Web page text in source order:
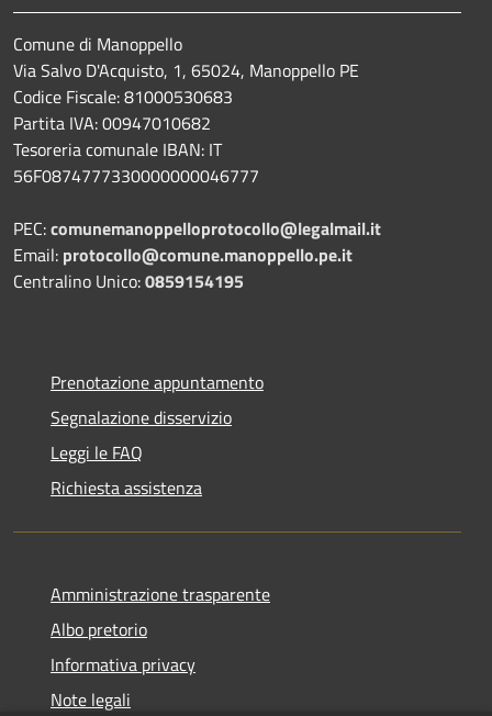
Comune di Manoppello
Via Salvo D'Acquisto, 1, 65024, Manoppello PE
Codice Fiscale: 81000530683
Partita IVA: 00947010682
Tesoreria comunale IBAN: IT
56F0874777330000000046777
PEC:comunemanoppelloprotocollo@legalmail.it
Email: protocollo@comune.manoppello.pe.it
Centralino Unico:0859154195
Prenotazione appuntamento
Segnalazione disservizio
Leggi le FAQ
Richiesta assistenza
Amministrazione trasparente
Albo pretorio
Informativa privacy
Note legali